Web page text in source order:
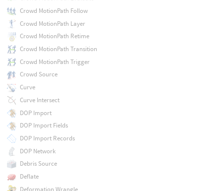
Crowd MotionPath Follow
Crowd MotionPath Layer
Crowd MotionPath Retime
Crowd MotionPath Transition
Crowd MotionPath Trigger
Crowd Source
Curve
Curve Intersect
DOP Import
DOP Import Fields
DOP Import Records
DOP Network
Debris Source
Deflate
Deformation Wrangle